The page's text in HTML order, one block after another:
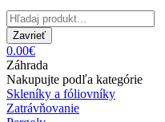
Zavrieť
0.00€
Záhrada
Nakupujte podľa kategórie
Skleníky a fóliovníky
Zatrávňovanie